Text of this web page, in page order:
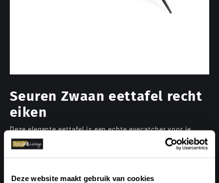
Deze website maakt gebruik van cookies
Seuren Zwaan eettafel recht
eiken
Deze elegante eettafel is een echte eyecatcher voor je
eetkamer. Het unieke onderstel en de fantastische lengte
van 300 centimeter zorgt voor dit opvallende uiterlijk. Het
en het goudkleurige onderstel.